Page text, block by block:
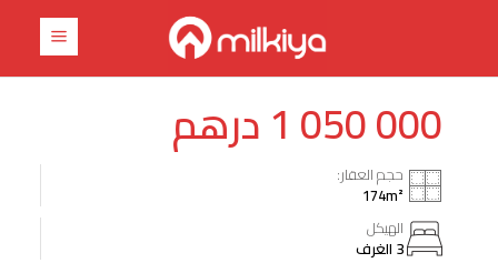
1 050 000درهم
حجم العقار:
174m²
الهيكل
3 الغرف